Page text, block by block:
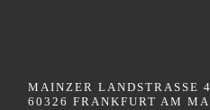
MAINZER LANDSTRASSE
60326 FRANKFURT AM